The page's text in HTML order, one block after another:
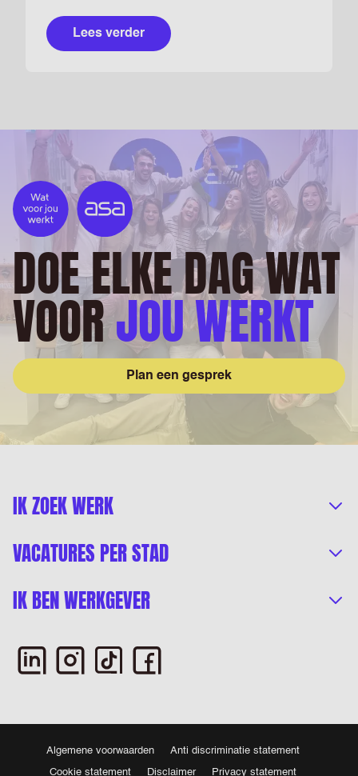
Lees verder
DOE ELKE DAG WAT
VOORJOU WERKT
Plan een gesprek
IK ZOEK WERK
VACATURES PER STAD
IK BEN WERKGEVER
Algemene voorwaarden Anti discriminatie statement
Cookie statement Disclaimer Privacy statement